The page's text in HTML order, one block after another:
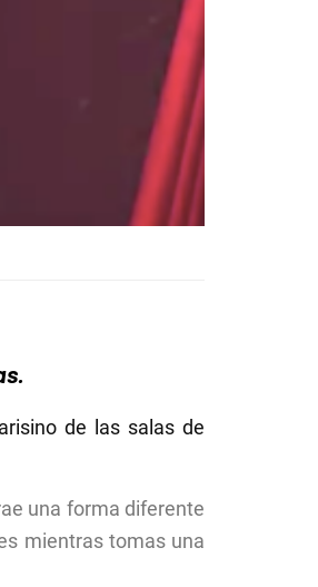
de las salas de
una forma diferente
mientras tomas una